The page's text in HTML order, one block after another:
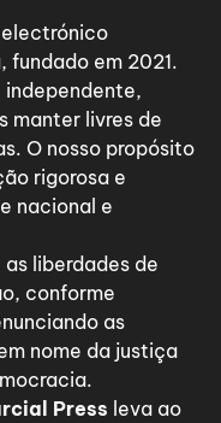
electrónico
fundado em 2021.
independente,
manter livres de
O nosso propósito
rigorosa e
nacional e
liberdades de
conforme
as
nome da justiça
Press leva ao